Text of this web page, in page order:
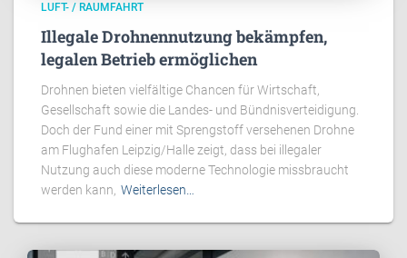
LUFT- / RAUMFAHRT
Illegale Drohnennutzung bekämpfen,
legalen Betrieb ermöglichen
Drohnen bieten vielfältige Chancen für Wirtschaft,
Gesellschaft sowie die Landes- und Bündnisverteidigung.
Doch der Fund einer mit Sprengstoff versehenen Drohne
am Flughafen Leipzig/Halle zeigt, dass bei illegaler
Nutzung auch diese moderne Technologie missbraucht
werden kann, Weiterlesen…